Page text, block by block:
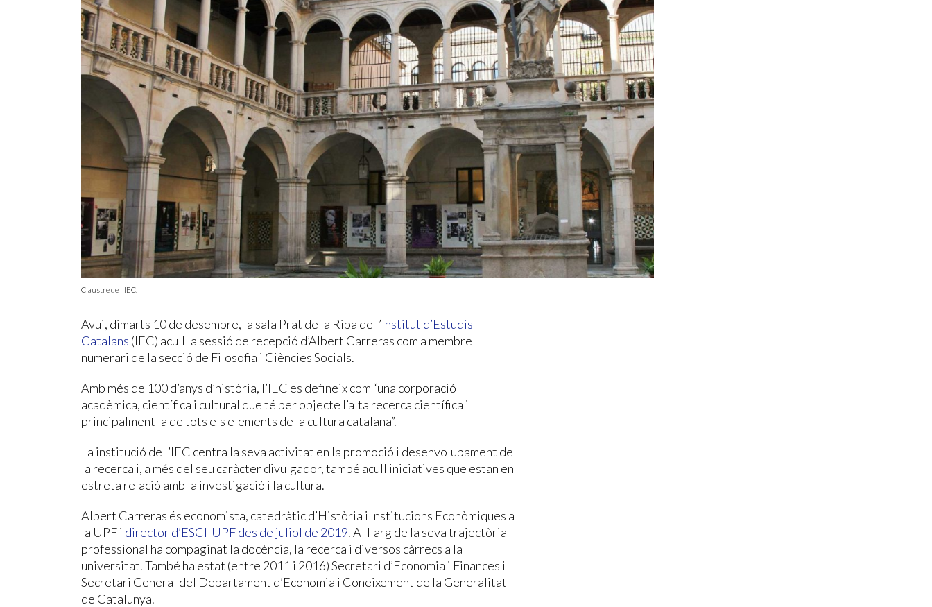
Claustre de l'IEC.
Avui, dimarts 10 de desembre, la sala Prat de la Riba de l’Institut d’Estudis
Catalans (IEC) acull la sessió de recepció d’Albert Carreras com a membre
numerari de la secció de Filosofia i Ciències Socials.
Amb més de 100 d’anys d’història, l’IEC es defineix com “una corporació
acadèmica, científica i cultural que té per objecte l’alta recerca científica i
principalment la de tots els elements de la cultura catalana”.
La institució de l’IEC centra la seva activitat en la promoció i desenvolupament de
la recerca i, a més del seu caràcter divulgador, també acull iniciatives que estan en
estreta relació amb la investigació i la cultura.
Albert Carreras és economista, catedràtic d’Història i Institucions Econòmiques a
la UPF i director d’ESCI-UPF des de juliol de 2019. Al llarg de la seva trajectòria
professional ha compaginat la docència, la recerca i diversos càrrecs a la
universitat. També ha estat (entre 2011 i 2016) Secretari d’Economia i Finances i
Secretari General del Departament d’Economia i Coneixement de la Generalitat
de Catalunya.